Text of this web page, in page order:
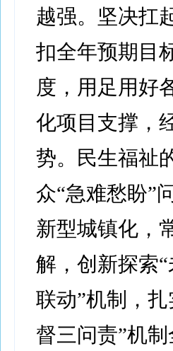
越强。坚决扛
扣全年预期目
度，用足用好
化项目支撑，
势。民生福祉
众“急难愁盼”
新型城镇化，
解，创新探索
联动”机制，
督三问责”机